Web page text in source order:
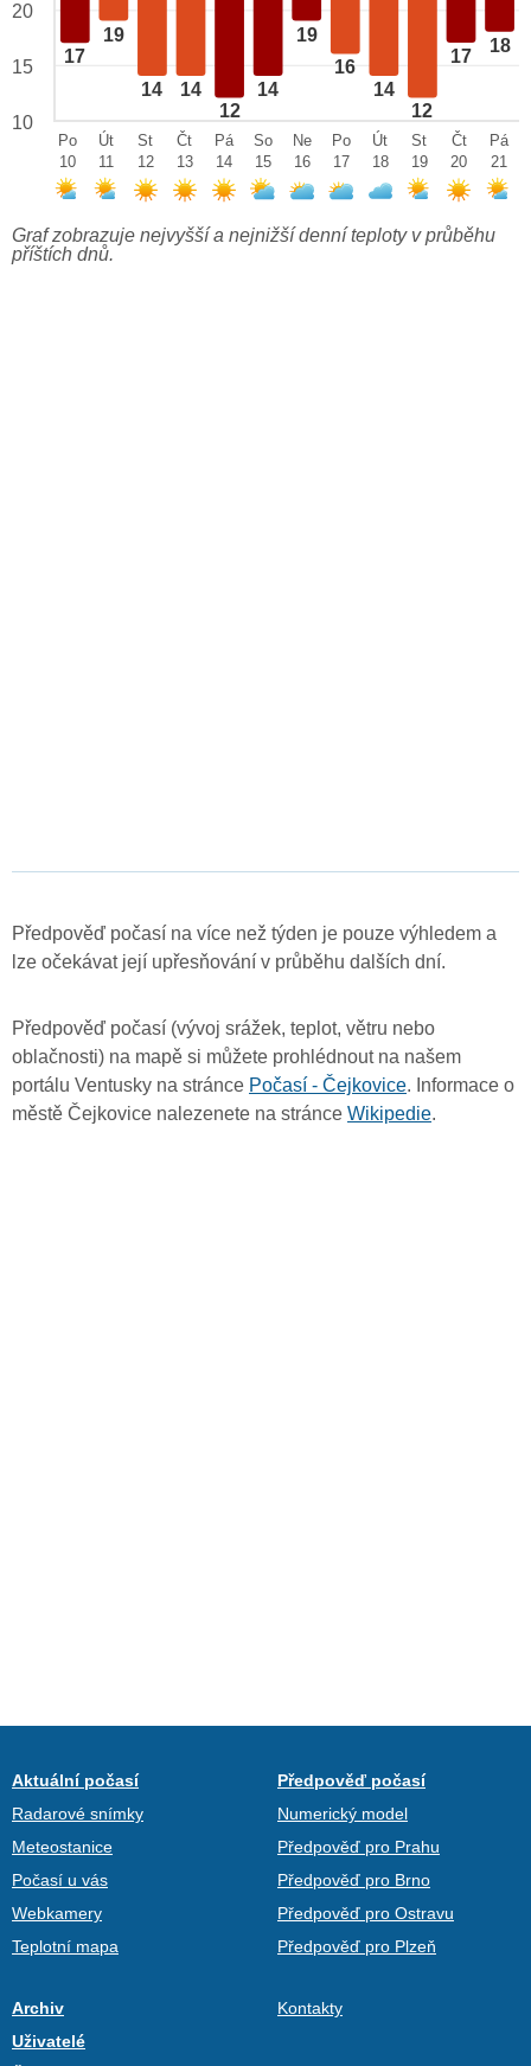
17
19
14 14
12
14
19
16
14
12
17
18
20
15
10
Po
10
Út
11
St
12
Čt
13
Pá
14
So
15
Ne
16
Po
17
Út
18
St
19
Čt
20
Pá
21
Graf zobrazuje nejvyšší a nejnižší denní teploty v průběhu
příštích dnů.
Předpověď počasí na více než týden je pouze výhledem a
lze očekávat její upřesňování v průběhu dalších dní.
Předpověď počasí (vývoj srážek, teplot, větru nebo
oblačnosti) na mapě si můžete prohlédnout na našem
portálu Ventusky na stránce Počasí - Čejkovice. Informace o
městě Čejkovice nalezenete na stránce Wikipedie.
Aktuální počasí
Radarové snímky
Meteostanice
Počasí u vás
Webkamery
Teplotní mapa
Předpověď počasí
Numerický model
Předpověď pro Prahu
Předpověď pro Brno
Předpověď pro Ostravu
Předpověď pro Plzeň
Archiv
Uživatelé
Kontakty